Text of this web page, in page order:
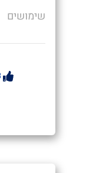
שימושים